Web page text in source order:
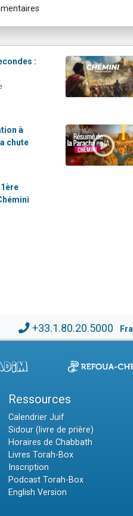
:
à
chute
+33.1.80.20.5000
Ressources
Calendrier Juif
Sidour (livre de prière)
Horaires de Chabbath
Livres Torah-Box
Inscription
Podcast Torah-Box
English Version